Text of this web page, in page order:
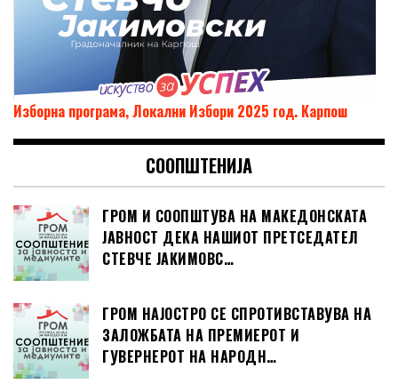
Изборна програма, Локални Избори 2025 год. Карпош
СООПШТЕНИЈА
ГРОМ И СООПШТУВА НА МАКЕДОНСКАТА
ЈАВНОСТ ДЕКА НАШИОТ ПРЕТСЕДАТЕЛ
СТЕВЧЕ ЈАКИМОВС…
ГРОМ НАЈОСТРО СЕ СПРОТИВСТАВУВА НА
ЗАЛОЖБАТА НА ПРЕМИЕРОТ И
ГУВЕРНЕРОТ НА НАРОДН…